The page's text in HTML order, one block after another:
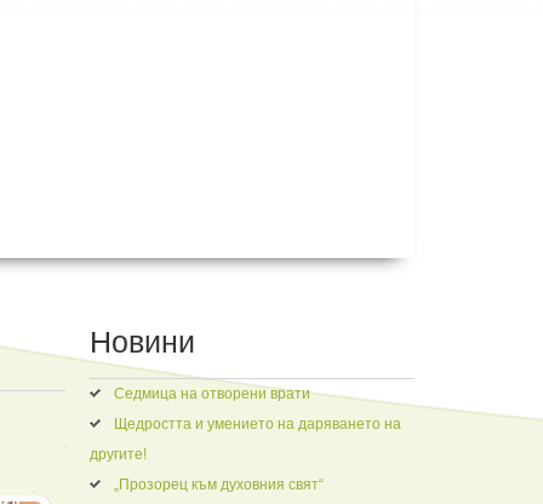
Новини
Седмица на отворени врати
Щедростта и умението на даряването на
другите!
„Прозорец към духовния свят“